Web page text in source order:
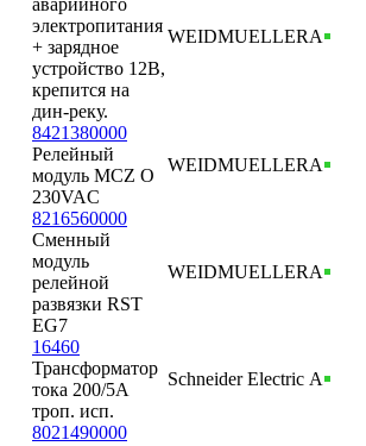
электропитания
+ зарядное
устройство 12В,
крепится на
дин-реку.
WEIDMUELLERА
8421380000
Релейный
модуль MCZ O
230VAC
WEIDMUELLERА
8216560000
Сменный
модуль
релейной
развязки RST
EG7
WEIDMUELLERА
16460
Трансформатор
тока 200/5А
троп. исп.
Schneider Electric А
8021490000